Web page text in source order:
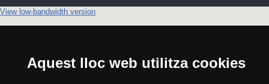
Aquest lloc web utilitza cookies
View low-bandwidth version